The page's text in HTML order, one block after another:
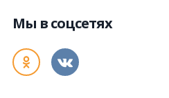
Мы в соцсетях